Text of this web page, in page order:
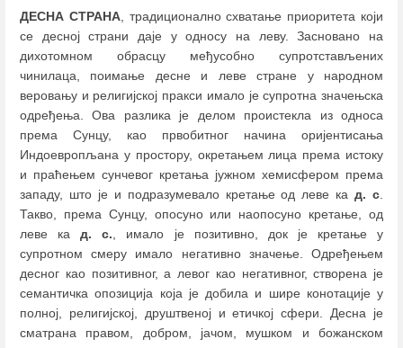
ДЕСНА СТРАНА, традиционално схватање приоритета који
се десној страни даје у односу на леву. Засновано на
дихотомном обрасцу међусобно супротстављених
чинилаца, поимање десне и леве стране у народном
веровању и религијској пракси имало је супротна значењска
одређења. Ова разлика је делом проистекла из односа
према Сунцу, као првобитног начина оријентисања
Индоевропљана у простору, окретањем лица према истоку
и праћењем сунчевог кретања јужном хемисфером према
западу, што је и подразумевало кретање од леве кад. с.
Такво, према Сунцу, опосуно или наопосуно кретање, од
леве кад. с., имало је позитивно, док је кретање у
супротном смеру имало негативно значење. Одређењем
десног као позитивног, а левог као негативног, створена је
семантичка опозиција која је добила и шире конотације у
полној, религијској, друштвеној и етичкој сфери. Десна је
сматрана правом, добром, јачом, мушком и божанском